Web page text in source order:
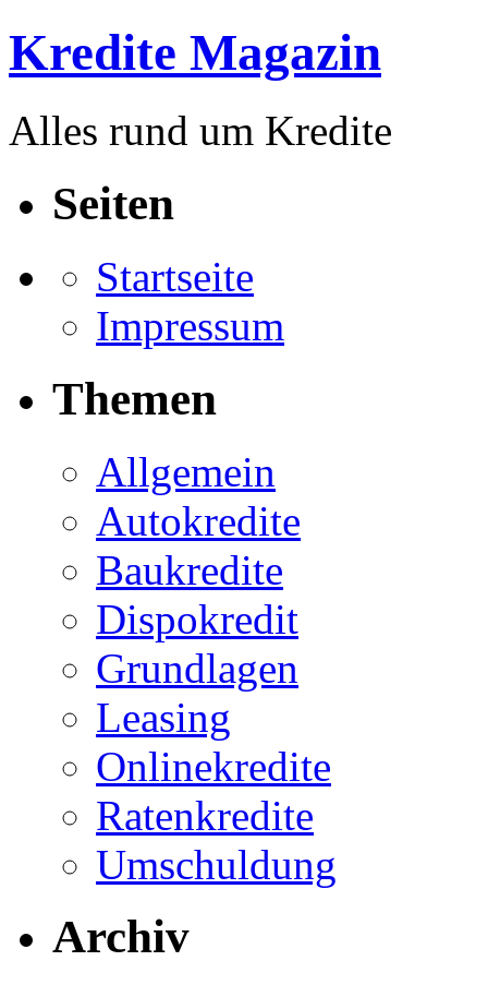
Kredite Magazin
Alles rund um Kredite
Seiten
Startseite
Impressum
Themen
Allgemein
Autokredite
Baukredite
Dispokredit
Grundlagen
Leasing
Onlinekredite
Ratenkredite
Umschuldung
Archiv